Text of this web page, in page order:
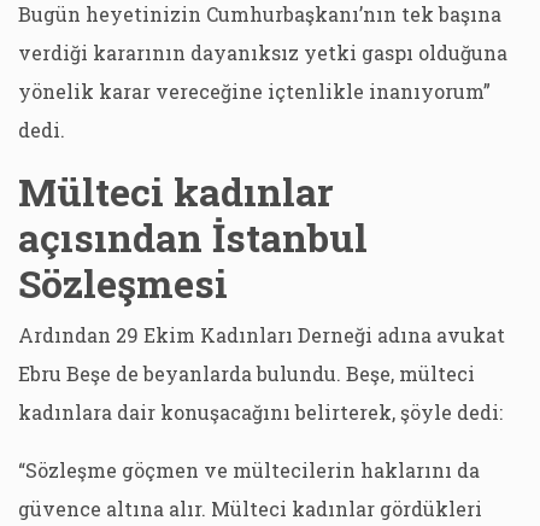
Bugün heyetinizin Cumhurbaşkanı’nın tek başına
verdiği kararının dayanıksız yetki gaspı olduğuna
yönelik karar vereceğine içtenlikle inanıyorum”
dedi.
Mülteci kadınlar
açısından İstanbul
Sözleşmesi
Ardından 29 Ekim Kadınları Derneği adına avukat
Ebru Beşe de beyanlarda bulundu. Beşe, mülteci
kadınlara dair konuşacağını belirterek, şöyle dedi:
“Sözleşme göçmen ve mültecilerin haklarını da
güvence altına alır. Mülteci kadınlar gördükleri